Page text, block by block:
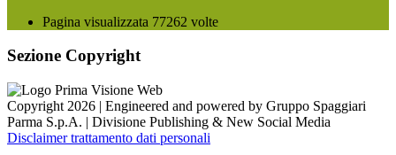
Pagina visualizzata 77262 volte
Sezione Copyright
Copyright 2026 | Engineered and powered by Gruppo Spaggiari
Parma S.p.A. | Divisione Publishing & New Social Media
Disclaimer trattamento dati personali